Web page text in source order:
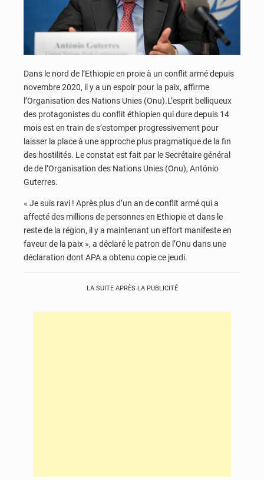
Dans le nord de l’Ethiopie en proie à un conflit armé depuis
novembre 2020, il y a un espoir pour la paix, affirme
l’Organisation des Nations Unies (Onu).L’esprit belliqueux
des protagonistes du conflit éthiopien qui dure depuis 14
mois est en train de s’estomper progressivement pour
laisser la place à une approche plus pragmatique de la fin
des hostilités. Le constat est fait par le Secrétaire général
de de l’Organisation des Nations Unies (Onu), António
Guterres.
« Je suis ravi ! Après plus d’un an de conflit armé qui a
affecté des millions de personnes en Ethiopie et dans le
reste de la région, il y a maintenant un effort manifeste en
faveur de la paix », a déclaré le patron de l’Onu dans une
déclaration dont APA a obtenu copie ce jeudi.
LA SUITE APRÈS LA PUBLICITÉ